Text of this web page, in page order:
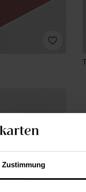
Zustimmung